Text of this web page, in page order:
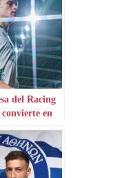
del Racing
en